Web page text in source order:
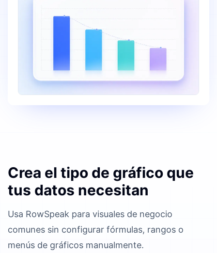
Crea el tipo de gráfico que
tus datos necesitan
Usa RowSpeak para visuales de negocio
comunes sin configurar fórmulas, rangos o
menús de gráficos manualmente.